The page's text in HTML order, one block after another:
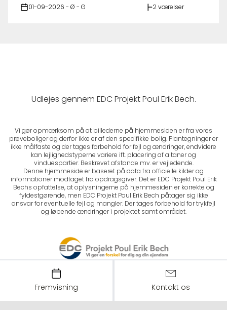
Fremvisning Kontakt os
01-09-2026 - Ø - G 2 værelser
Udlejes gennem EDC Projekt Poul Erik Bech.
Vi gør opmærksom på at billederne på hjemmesiden er fra vores
prøveboliger og derfor ikke er af den specifikke bolig. Plantegninger er
ikke målfaste og der tages forbehold for fejl og ændringer, endvidere
kan lejlighedstyperne variere ift. placering af altaner og
vinduespartier. Beskrevet afstande mv. er vejledende.
Denne hjemmeside er baseret på data fra officielle kilder og
informationer modtaget fra opdragsgiver. Det er EDC Projekt Poul Erik
Bechs opfattelse, at oplysningerne på hjemmesiden er korrekte og
fyldestgørende, men EDC Projekt Poul Erik Bech påtager sig ikke
ansvar for eventuelle fejl og mangler. Der tages forbehold for trykfejl
og løbende ændringer i projektet samt området.